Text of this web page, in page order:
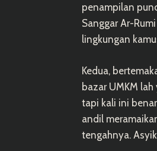
penampilan
Sanggar Ar-
lingkungan
Kedua,
bazar UMKM
tapi kali ini
andil
tengahnya.